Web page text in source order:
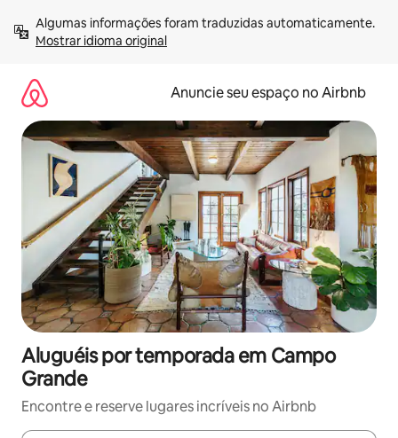
para
Mostrar idioma original
Anuncie seu espaço no Airbnb
Aluguéis por temporada em Campo
Grande
Encontre e reserve lugares incríveis no Airbnb